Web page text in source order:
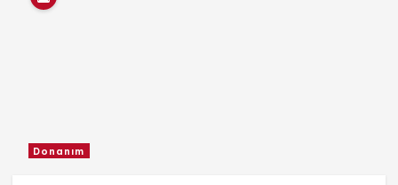
Donanım